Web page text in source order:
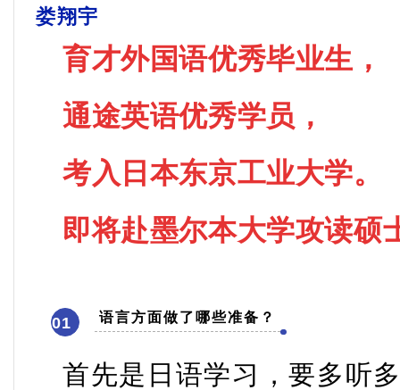
娄翔宇
育才外国语优秀毕业生，
通途英语优秀学员，
考入日本东京工业大学。
即将赴墨尔本大学攻读硕
01 语言方面做了哪些准备？
首先是日语学习，要多听